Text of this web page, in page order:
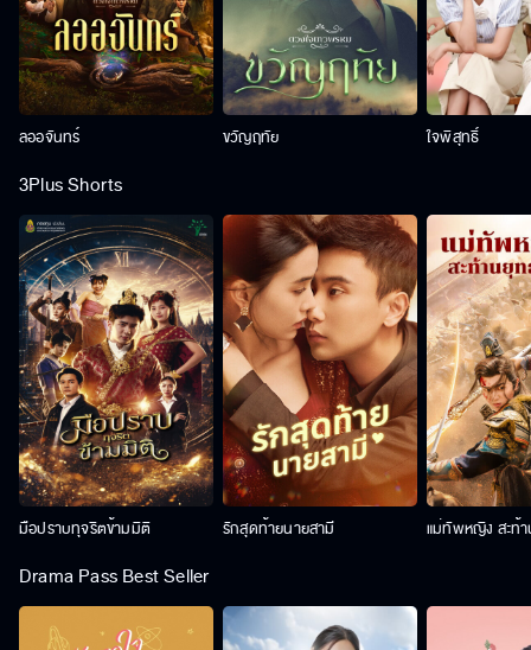
ลออจันทร์ ขวัญฤทัย ใจพิสุทธิ์
3Plus Shorts
มือปราบทุจริตข้ามมิติ รักสุดท้ายนายสามี แม่ทัพหญิง สะท้
Drama Pass Best Seller